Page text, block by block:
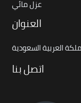
عزل مائي
العنوان
العربية السعودية
اتصل بنا